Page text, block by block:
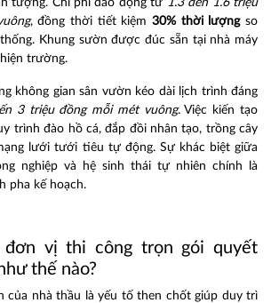
, đồng thời tiết kiệm30% thời lượngso
Khung sườn được đúc sẵn tại nhà máy
trường.
không gian sân vườn kéo dài lịch trình đáng
3 triệu đồng mỗi mét vuông. Việc kiến tạo
trình đào hồ cá, đắp đồi nhân tạo, trồng cây
lưới tưới tiêu tự động. Sự khác biệt giữa
nghiệp và hệ sinh thái tự nhiên chính là
pha kế hoạch.
đơn vị thi công trọn gói quyết
thế nào?
của nhà thầu là yếu tố then chốt giúp duy trì